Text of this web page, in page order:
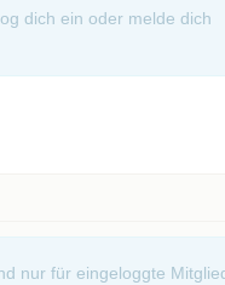
dich ein oder melde dich
nur für eingeloggte